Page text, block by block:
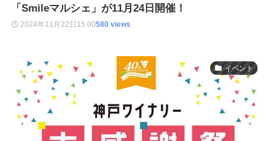
「Smileマルシェ」が11月24日開催！
2024年11月22日 15:00580 views
イベント